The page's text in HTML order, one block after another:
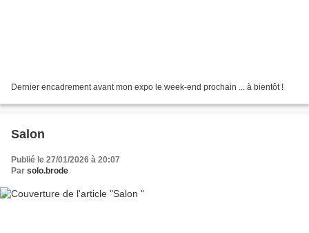
Dernier encadrement avant mon expo le week-end prochain ... à bientôt !
Salon
Publié le 27/01/2026 à 20:07
Par solo.brode